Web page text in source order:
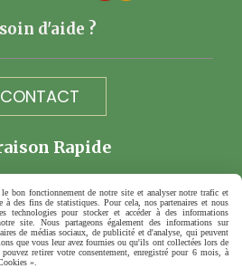
d'aide ?
CONTACT
Rapide
06 73 40 10 89
bon fonctionnement de notre site et analyser notre trafic et
des fins de statistiques. Pour cela, nos partenaires et nous
technologies pour stocker et accéder à des informations
site. Nous partageons également des informations sur
de médias sociaux, de publicité et d'analyse, qui peuvent
que vous leur avez fournies ou qu'ils ont collectées lors de
retirer votre consentement, enregistré pour 6 mois, à
».